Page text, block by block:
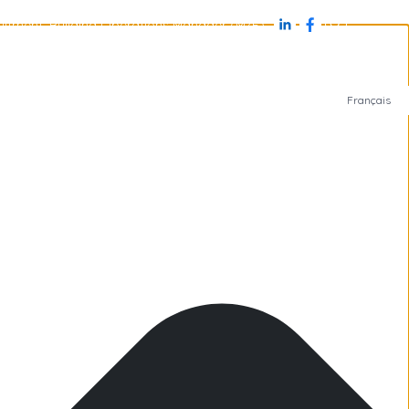
Building Operations Manager (M/F)
Français